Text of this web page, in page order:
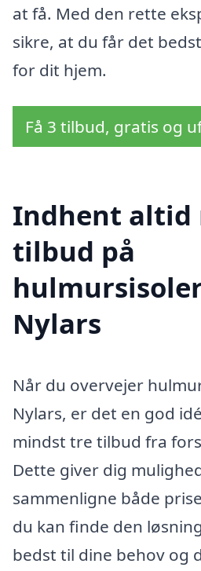
at få. Med den rette
sikre, at du får det
for dit hjem.
Få 3 tilbud, gratis og
Indhent altid
tilbud på
Nylars
Når du overvejer
Nylars, er det en god
mindst tre tilbud fra
Dette giver dig
sammenligne både
du kan finde den
bedst til dine behov og